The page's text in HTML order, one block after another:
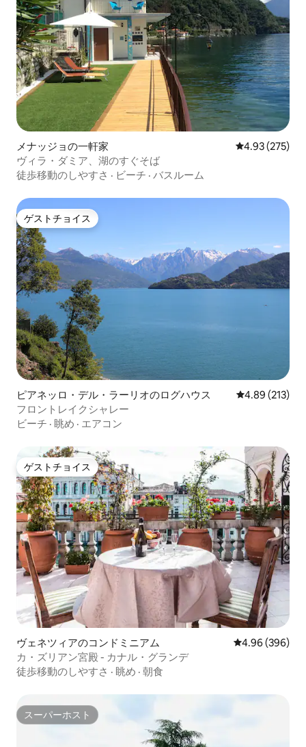
メナッジョの一軒家 レビュー275
4.93 (275)
ヴィラ・ダミア、湖のすぐそば
徒歩移動のしやすさ · ビーチ · バスルーム
ゲストチョイス
ゲストチョイス
ピアネッロ・デル・ラーリオのログハウス レビュー213
4.89 (213)
フロントレイクシャレー
ビーチ · 眺め · エアコン
ゲストチョイス
ゲストチョイス
ヴェネツィアのコンドミニアム レビュー396
4.96 (396)
カ・ズリアン宮殿 - カナル・グランデ
徒歩移動のしやすさ · 眺め · 朝食
スーパーホスト
スーパーホスト